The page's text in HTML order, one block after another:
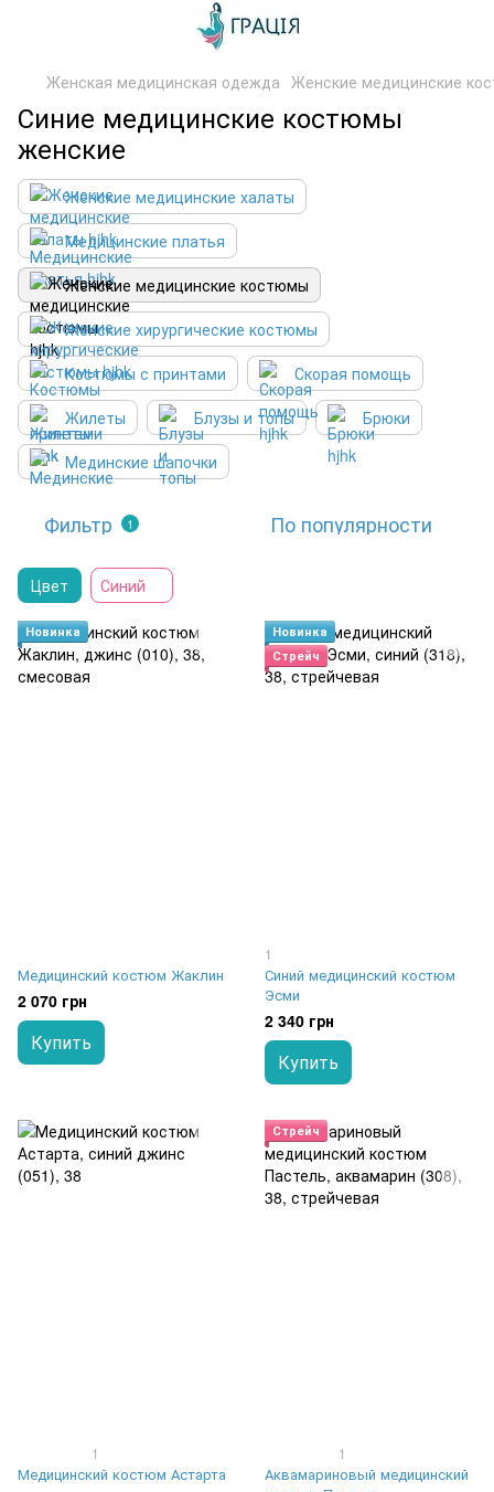
Женская медицинская одежда Женские медицинские
Синие медицинские костюмы
женские
Женские медицинские халаты
Медицинские платья
Женские медицинские костюмы
Женские хирургические костюмы
Костюмы с принтами
Скорая помощь
Жилеты
Блузы и топы
Брюки
Мединские шапочки
Фильтр 1 По популярности
Цвет Синий
Новинка
Медицинский костюм Жаклин
2 070 грн
Купить
Новинка
Стрейч
1
Синий медицинский костюм
Эсми
2 340 грн
Купить
1
Медицинский костюм Астарта
Стрейч
1
Аквамариновый медицинский